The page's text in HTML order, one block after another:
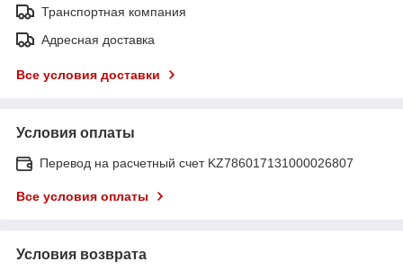
Транспортная компания
Адресная доставка
Все условия доставки
Условия оплаты
Перевод на расчетный счет KZ786017131000026807
Все условия оплаты
Условия возврата